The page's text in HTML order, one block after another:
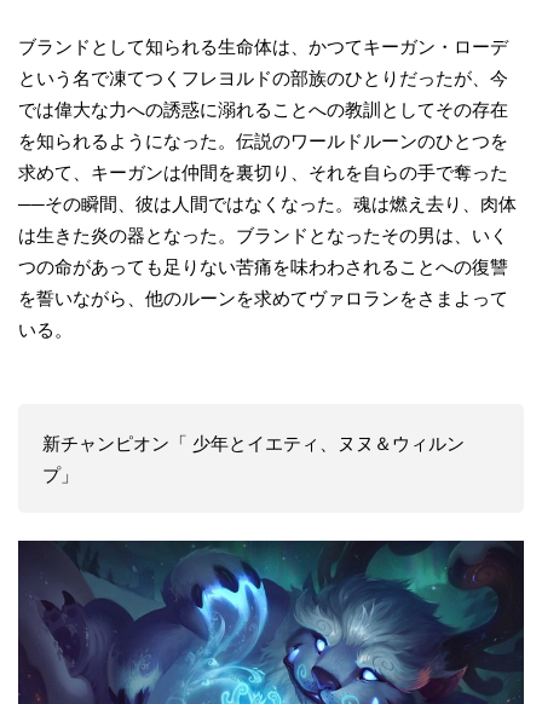
ブランドとして知られる生命体は、かつてキーガン・ローデ
という名で凍てつくフレヨルドの部族のひとりだったが、今
では偉大な力への誘惑に溺れることへの教訓としてその存在
を知られるようになった。伝説のワールドルーンのひとつを
求めて、キーガンは仲間を裏切り、それを自らの手で奪った
──その瞬間、彼は人間ではなくなった。魂は燃え去り、肉体
は生きた炎の器となった。ブランドとなったその男は、いく
つの命があっても足りない苦痛を味わわされることへの復讐
を誓いながら、他のルーンを求めてヴァロランをさまよって
いる。
新チャンピオン「 少年とイエティ、ヌヌ＆ウィルン
プ」